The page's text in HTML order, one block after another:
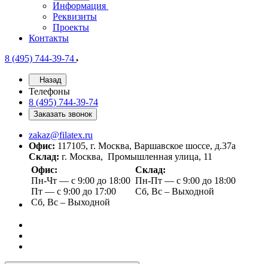
Информация
Реквизиты
Проекты
Контакты
8 (495) 744-39-74
Назад
Телефоны
8 (495) 744-39-74
Заказать звонок
zakaz@filatex.ru
Офис: 117105, г. Москва, Варшавское шоссе, д.37а
Склад: г. Москва, Промышленная улица, 11
Офис:
Пн-Чт — с 9:00 до 18:00
Пт — с 9:00 до 17:00
Сб, Вс – Выходной
Склад:
Пн-Пт — с 9:00 до 18:00
Сб, Вс – Выходной